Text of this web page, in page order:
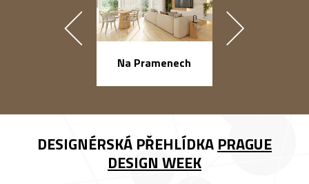
Na Pramenech
DESIGNÉRSKÁ PŘEHLÍDKA PRAGUE
DESIGN WEEK